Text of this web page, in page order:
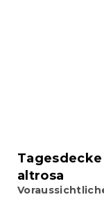
Tagesdecke
altrosa